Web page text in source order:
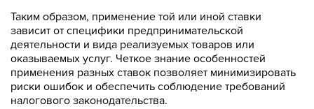
Таким образом, применение той или иной ставки
зависит от специфики предпринимательской
деятельности и вида реализуемых товаров или
оказываемых услуг. Четкое знание особенностей
применения разных ставок позволяет минимизировать
риски ошибок и обеспечить соблюдение требований
налогового законодательства.